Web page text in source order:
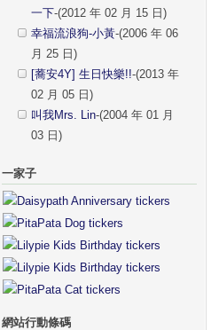
一下-(2012 年 02 月 15 日)
幸福流浪狗-小黃-(2006 年 06
月 25 日)
[蕎安4Y] 生日快樂!!-(2013 年
02 月 05 日)
叫我Mrs. Lin-(2004 年 01 月
03 日)
一家子
網站行動條碼